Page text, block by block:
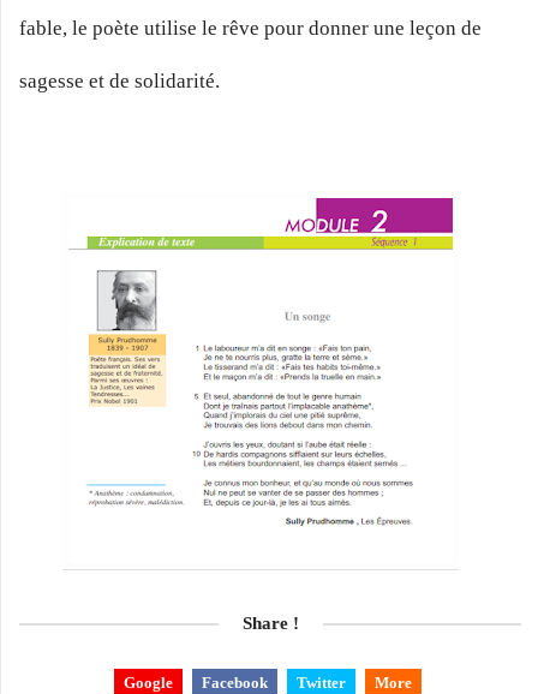
fable, le poète utilise le rêve pour donner une leçon de
sagesse et de solidarité.
Share !
Google Facebook Twitter More